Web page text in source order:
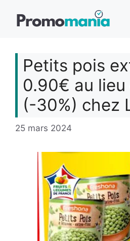
Petits pois
0.90€ au lieu
(-30%) chez
25 mars 2024